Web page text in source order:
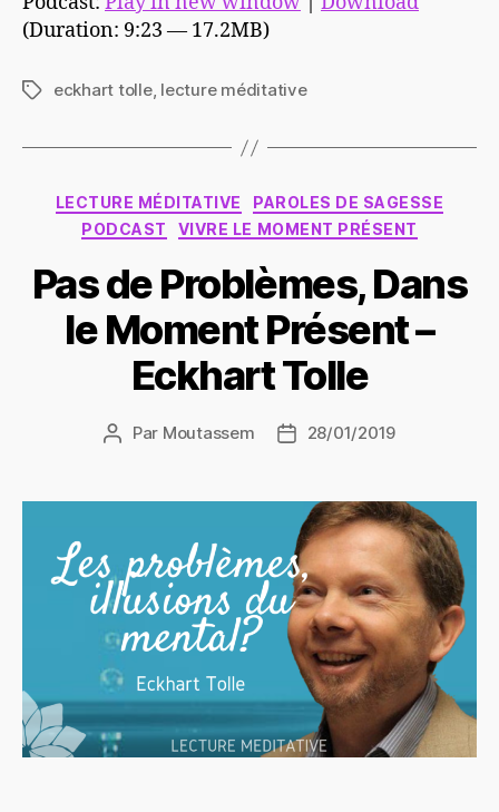
(Duration: 9:23 — 17.2MB)
Étiquettes
eckhart tolle, lecture méditative
Catégories
LECTURE MÉDITATIVE
PAROLES DE SAGESSE
PODCAST
VIVRE LE MOMENT PRÉSENT
Pas de Problèmes, Dans
le Moment Présent –
Eckhart Tolle
Auteur
Par Moutassem
Date28/01/2019